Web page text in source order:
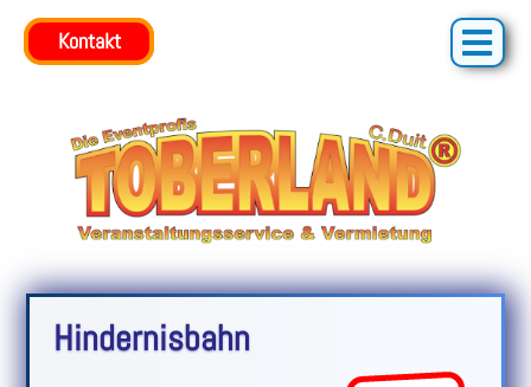
Kontakt
Hindernisbahn
Kontakt